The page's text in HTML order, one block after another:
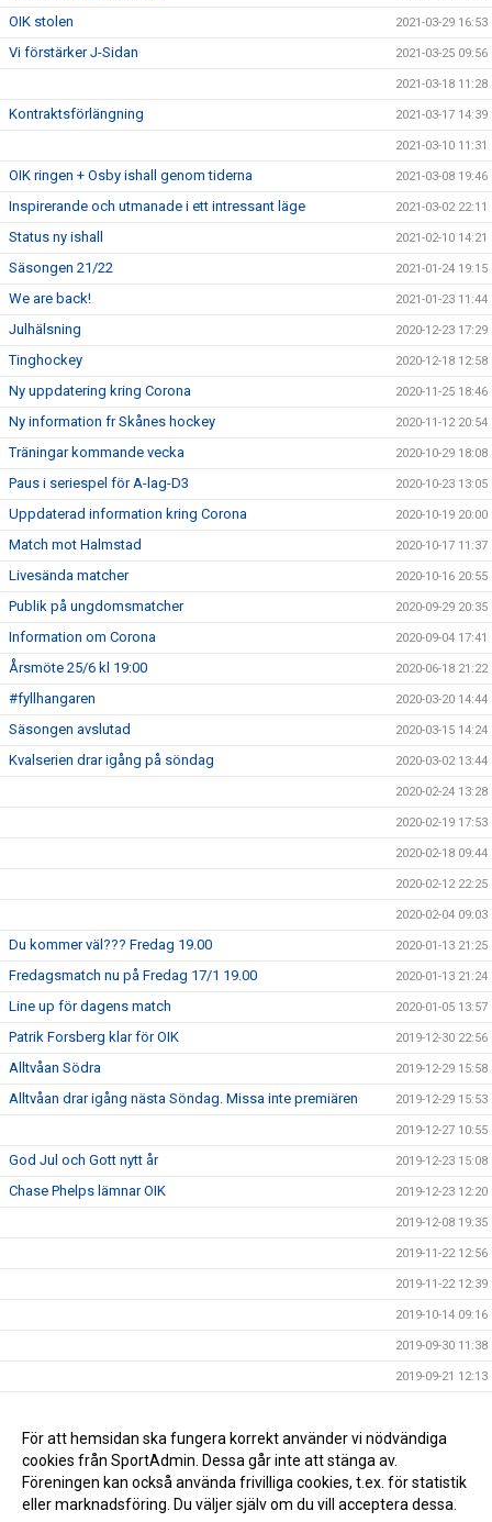
OIK stolen 2021-03-29 16:53
Vi förstärker J-Sidan 2021-03-25 09:56
2021-03-18 11:28
Kontraktsförlängning 2021-03-17 14:39
2021-03-10 11:31
OIK ringen + Osby ishall genom tiderna 2021-03-08 19:46
Inspirerande och utmanade i ett intressant läge 2021-03-02 22:11
Status ny ishall 2021-02-10 14:21
Säsongen 21/22 2021-01-24 19:15
We are back! 2021-01-23 11:44
Julhälsning 2020-12-23 17:29
Tinghockey 2020-12-18 12:58
Ny uppdatering kring Corona 2020-11-25 18:46
Ny information fr Skånes hockey 2020-11-12 20:54
Träningar kommande vecka 2020-10-29 18:08
Paus i seriespel för A-lag-D3 2020-10-23 13:05
Uppdaterad information kring Corona 2020-10-19 20:00
Match mot Halmstad 2020-10-17 11:37
Livesända matcher 2020-10-16 20:55
Publik på ungdomsmatcher 2020-09-29 20:35
Information om Corona 2020-09-04 17:41
Årsmöte 25/6 kl 19:00 2020-06-18 21:22
#fyllhangaren 2020-03-20 14:44
Säsongen avslutad 2020-03-15 14:24
Kvalserien drar igång på söndag 2020-03-02 13:44
2020-02-24 13:28
2020-02-19 17:53
2020-02-18 09:44
2020-02-12 22:25
2020-02-04 09:03
Du kommer väl??? Fredag 19.00 2020-01-13 21:25
Fredagsmatch nu på Fredag 17/1 19.00 2020-01-13 21:24
Line up för dagens match 2020-01-05 13:57
Patrik Forsberg klar för OIK 2019-12-30 22:56
Alltvåan Södra 2019-12-29 15:58
Alltvåan drar igång nästa Söndag. Missa inte premiären 2019-12-29 15:53
2019-12-27 10:55
God Jul och Gott nytt år 2019-12-23 15:08
Chase Phelps lämnar OIK 2019-12-23 12:20
2019-12-08 19:35
2019-11-22 12:56
2019-11-22 12:39
2019-10-14 09:16
2019-09-30 11:38
2019-09-21 12:13
NY MATCHTID 2019-09-17 13:05
2019-09-06 21:21
För att hemsidan ska fungera korrekt använder vi nödvändiga
cookies från SportAdmin. Dessa går inte att stänga av.
Föreningen kan också använda frivilliga cookies, t.ex. för statistik
eller marknadsföring. Du väljer själv om du vill acceptera dessa.